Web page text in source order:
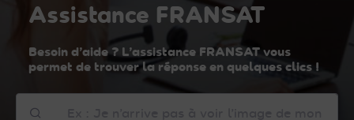
Assistance FRANSAT
Besoin d’aide ? L’assistance FRANSAT vous
permet de trouver la réponse en quelques clics !